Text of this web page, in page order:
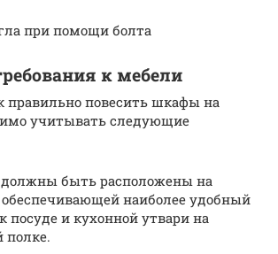
при помощи болта
к мебели
правильно повесить шкафы на
учитывать следующие
быть расположены на
обеспечивающей наиболее удобный
посуде и кухонной утвари на
полке.